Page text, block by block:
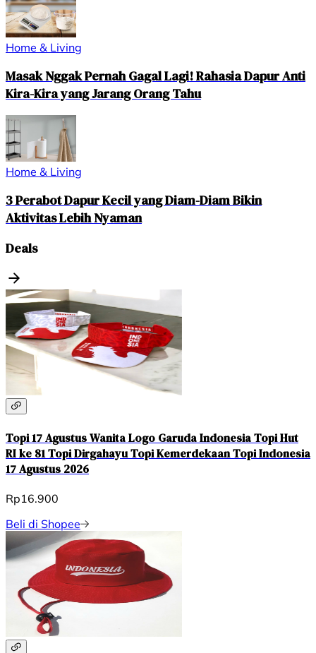
Home & Living
Masak Nggak Pernah Gagal Lagi! Rahasia Dapur Anti
Kira-Kira yang Jarang Orang Tahu
Home & Living
3 Perabot Dapur Kecil yang Diam-Diam Bikin
Aktivitas Lebih Nyaman
Deals
Topi 17 Agustus Wanita Logo Garuda Indonesia Topi Hut
RI ke 81 Topi Dirgahayu Topi Kemerdekaan Topi Indonesia
17 Agustus 2026
Rp16.900
Beli di Shopee